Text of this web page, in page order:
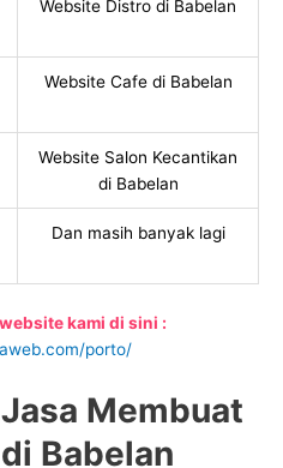
Website Distro di Babelan
Website Cafe di Babelan
Website Salon Kecantikan
di Babelan
Dan masih banyak lagi
kami di sini :
porto/
Membuat
Babelan